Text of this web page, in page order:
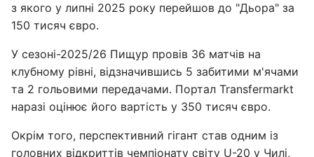
з якого у липні 2025 року перейшов до "Дьора" за
150 тисяч євро.
У сезоні-2025/26 Пищур провів 36 матчів на
клубному рівні, відзначившись 5 забитими м'ячами
та 2 гольовими передачами. Портал Transfermarkt
наразі оцінює його вартість у 350 тисяч євро.
Окрім того, перспективний гігант став одним із
головних відкриттів чемпіонату світу U-20 у Чилі,